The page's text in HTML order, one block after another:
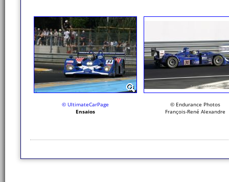
© UltimateCarPage
Ensaios
© Endurance Photos
François-René Alexandre